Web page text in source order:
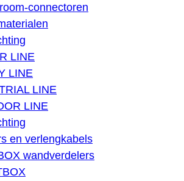
connectoren
LINE
LINE
LINE
LINE
en verlengkabels
wandverdelers